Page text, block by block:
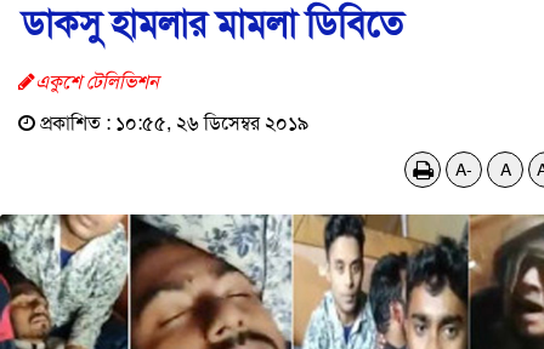
ডাকসু হামলার মামলা ডিবিতে
একুশে টেলিভিশন
প্রকাশিত : ১০:৫৫, ২৬ ডিসেম্বর ২০১৯
A- A